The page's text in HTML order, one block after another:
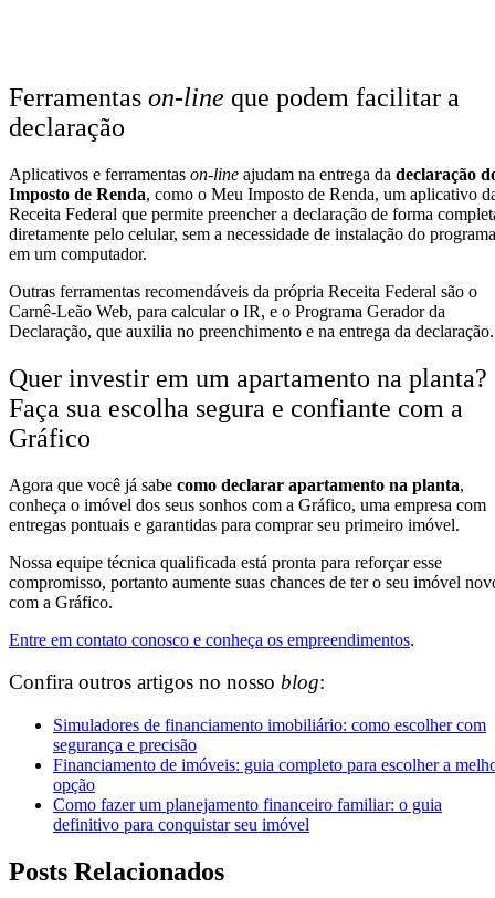
Ferramentas on-line que podem facilitar a
declaração
Aplicativos e ferramentas on-line ajudam na entrega da declaração
Imposto de Renda, como o Meu Imposto de Renda, um aplicativo
Receita Federal que permite preencher a declaração de forma
diretamente pelo celular, sem a necessidade de instalação do programa
em um computador.
Outras ferramentas recomendáveis da própria Receita Federal são o
Carnê-Leão Web, para calcular o IR, e o Programa Gerador da
Declaração, que auxilia no preenchimento e na entrega da declaração.
Quer investir em um apartamento na planta?
Faça sua escolha segura e confiante com a
Gráfico
Agora que você já sabe como declarar apartamento na planta,
conheça o imóvel dos seus sonhos com a Gráfico, uma empresa com
entregas pontuais e garantidas para comprar seu primeiro imóvel.
Nossa equipe técnica qualificada está pronta para reforçar esse
compromisso, portanto aumente suas chances de ter o seu imóvel
com a Gráfico.
Entre em contato conosco e conheça os empreendimentos.
Confira outros artigos no nosso blog:
Simuladores de financiamento imobiliário: como escolher com
segurança e precisão
Financiamento de imóveis: guia completo para escolher a
opção
Como fazer um planejamento financeiro familiar: o guia
definitivo para conquistar seu imóvel
Posts Relacionados